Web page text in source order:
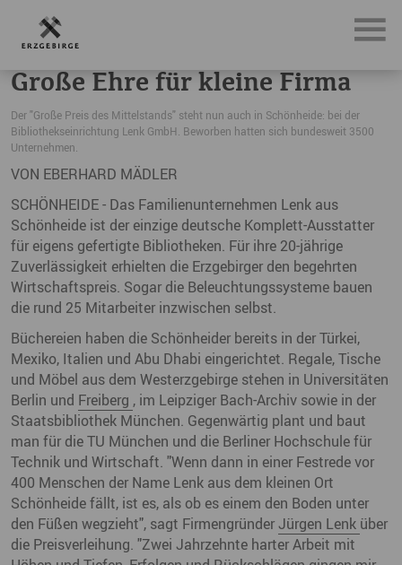
News, Neuigkeiten & Nachrichten aus dem Erzgebirge
Große Ehre für kleine Firma
Der "Große Preis des Mittelstands" steht nun auch in Schönheide: bei der
Bibliothekseinrichtung Lenk GmbH. Beworben hatten sich bundesweit 3500
Unternehmen.
VON EBERHARD MÄDLER
SCHÖNHEIDE - Das Familienunternehmen Lenk aus
Schönheide ist der einzige deutsche Komplett-Ausstatter
für eigens gefertigte Bibliotheken. Für ihre 20-jährige
Zuverlässigkeit erhielten die Erzgebirger den begehrten
Wirtschaftspreis. Sogar die Beleuchtungssysteme bauen
die rund 25 Mitarbeiter inzwischen selbst.
Büchereien haben die Schönheider bereits in der Türkei,
Mexiko, Italien und Abu Dhabi eingerichtet. Regale, Tische
und Möbel aus dem Westerzgebirge stehen in Universitäten
Berlin und Freiberg , im Leipziger Bach-Archiv sowie in der
Staatsbibliothek München. Gegenwärtig plant und baut
man für die TU München und die Berliner Hochschule für
Technik und Wirtschaft. "Wenn dann in einer Festrede vor
400 Menschen der Name Lenk aus dem kleinen Ort
Schönheide fällt, ist es, als ob es einem den Boden unter
den Füßen wegzieht", sagt FirmengründerJürgen Lenk über
die Preisverleihung. "Zwei Jahrzehnte harter Arbeit mit